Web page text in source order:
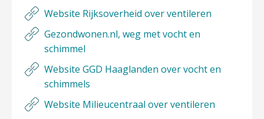
Website Rijksoverheid over ventileren
Gezondwonen.nl, weg met vocht en
schimmel
Website GGD Haaglanden over vocht en
schimmels
Website Milieucentraal over ventileren